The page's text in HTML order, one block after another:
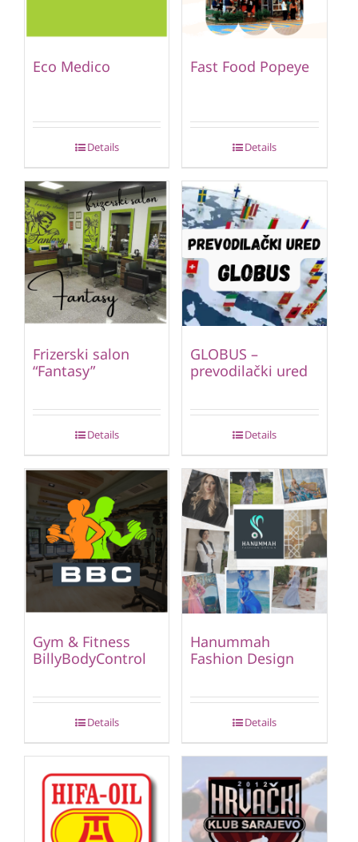
Eco Medico
Details
Fast Food Popeye
Details
Frizerski salon
“Fantasy”
Details
GLOBUS –
prevodilački ured
Details
Gym & Fitness
BillyBodyControl
Details
Hanummah
Fashion Design
Details